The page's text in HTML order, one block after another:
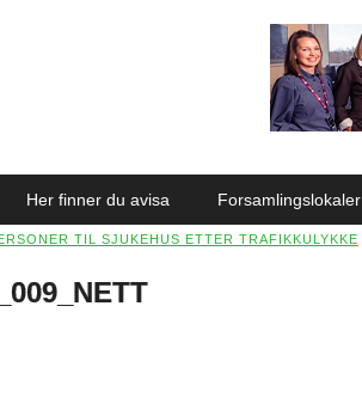
Her finner du avisa Forsamlingslokaler
TIL SJUKEHUS ETTER TRAFIKKULYKKE